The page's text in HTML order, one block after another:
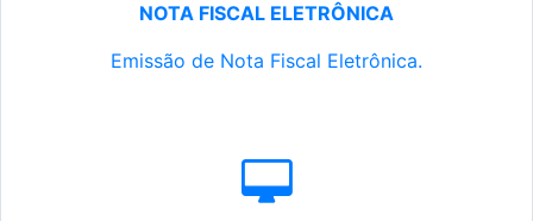
NOTA FISCAL ELETRÔNICA
Emissão de Nota Fiscal Eletrônica.